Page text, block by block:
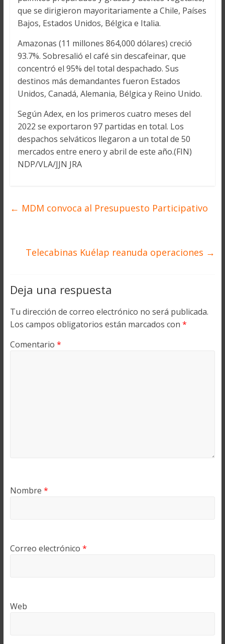
que se dirigieron mayoritariamente a Chile, Países
Bajos, Estados Unidos, Bélgica e Italia.
Amazonas (11 millones 864,000 dólares) creció
93.7%. Sobresalió el café sin descafeinar, que
concentró el 95% del total despachado. Sus
destinos más demandantes fueron Estados
Unidos, Canadá, Alemania, Bélgica y Reino Unido.
Según Adex, en los primeros cuatro meses del
2022 se exportaron 97 partidas en total. Los
despachos selváticos llegaron a un total de 50
mercados entre enero y abril de este año.(FIN)
NDP/VLA/JJN JRA
← MDM convoca al Presupuesto Participativo
Telecabinas Kuélap reanuda operaciones →
Deja una respuesta
Tu dirección de correo electrónico no será publicada.
Los campos obligatorios están marcados con *
Comentario *
Nombre *
Correo electrónico *
Web